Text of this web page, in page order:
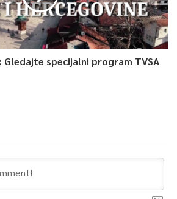
Gledajte specijalni program TVSA